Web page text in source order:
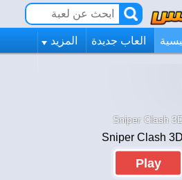
العاب جديدة المزيد
Sniper Clash
Play